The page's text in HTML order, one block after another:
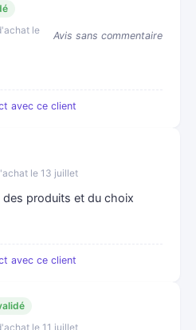
le
Avis sans commentaire
avec ce client
le 13 juillet
des produits et du choix
avec ce client
le 11 juillet